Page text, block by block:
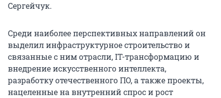
Сергейчук.
Среди наиболее перспективных направлений он
выделил инфраструктурное строительство и
связанные с ним отрасли, IT-трансформацию и
внедрение искусственного интеллекта,
разработку отечественного ПО, а также проекты,
нацеленные на внутренний спрос и рост